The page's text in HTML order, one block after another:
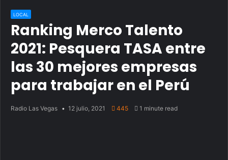
LOCAL
Ranking Merco Talento
2021: Pesquera TASA entre
las 30 mejores empresas
para trabajar en el Perú
Radio Las Vegas 12 julio, 2021 445 1 minute read